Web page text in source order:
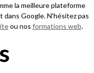
la meilleure plateforme
Google. N'hésitez pas
ou nos formations web.